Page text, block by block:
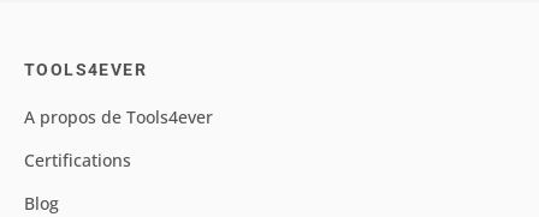
TOOLS4EVER
A propos de Tools4ever
Certifications
Blog